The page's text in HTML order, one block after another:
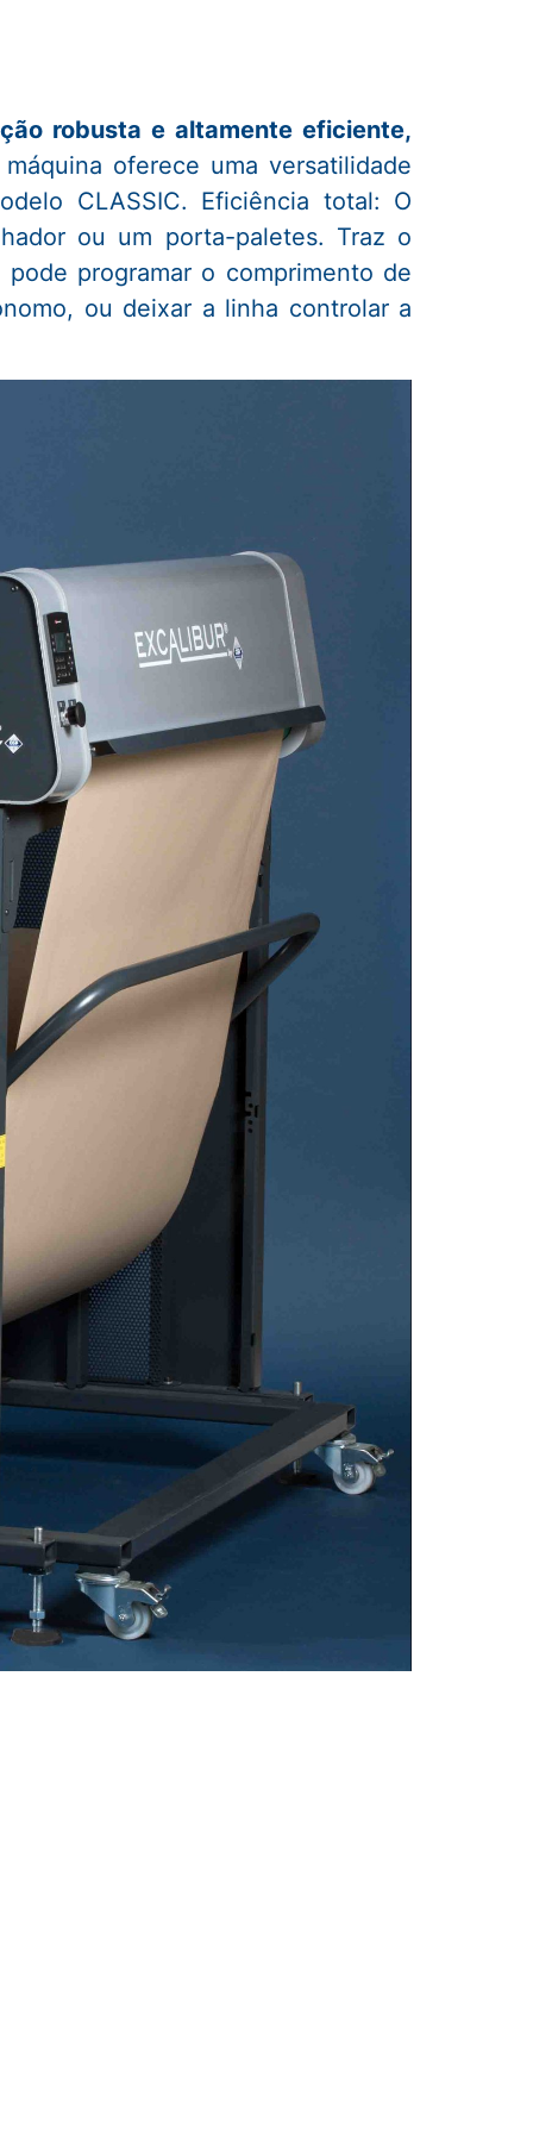
robusta e altamente eficiente,
oferece uma versatilidade
CLASSIC. Eficiência total: O
ou um porta-paletes. Traz o
programar o comprimento de
ou deixar a linha controlar a